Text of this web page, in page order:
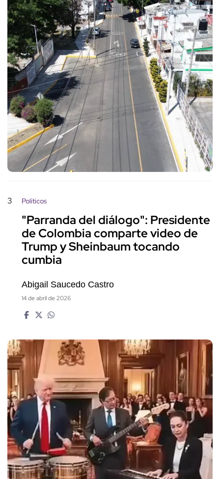
3 Políticos
"Parranda del diálogo": Presidente
de Colombia comparte video de
Trump y Sheinbaum tocando
cumbia
Abigail Saucedo Castro
14 de abril de 2026